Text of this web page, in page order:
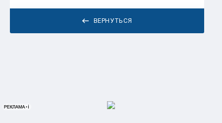
ВЕРНУТЬСЯ